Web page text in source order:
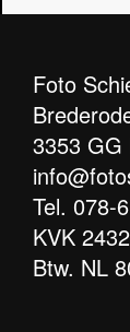
Foto
3353 GG
Tel. 078-
KVK
Btw. NL